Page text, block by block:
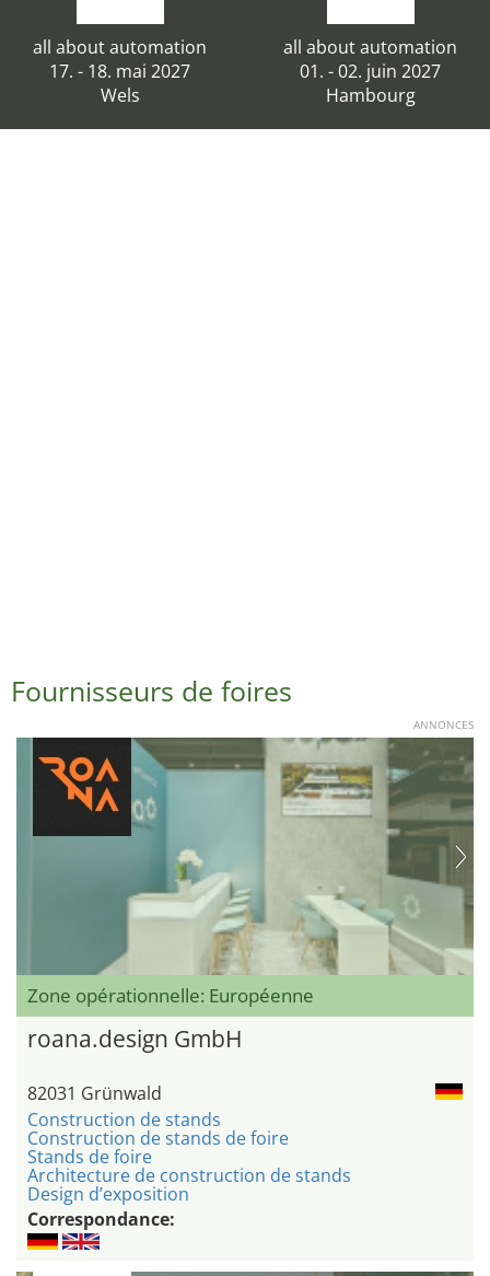
all about automation
17. - 18. mai 2027
Wels
all about automation
01. - 02. juin 2027
Hambourg
Fournisseurs de foires
ANNONCES
Zone opérationnelle: Européenne
roana.design GmbH
82031 Grünwald
Construction de stands
Construction de stands de foire
Stands de foire
Architecture de construction de stands
Design d’exposition
Correspondance: